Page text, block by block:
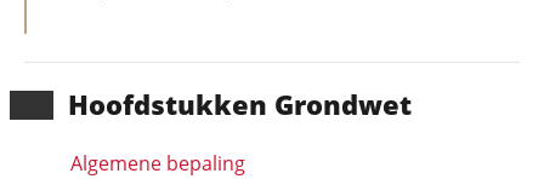
Hoofd­stukken Grondwet
Algemene bepaling